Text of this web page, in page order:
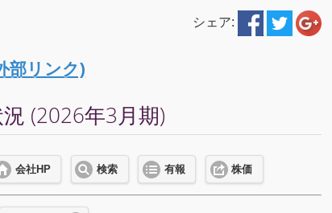
シェア:
部リンク)
(2026年3月期)
会社HP 検索 有報 株価